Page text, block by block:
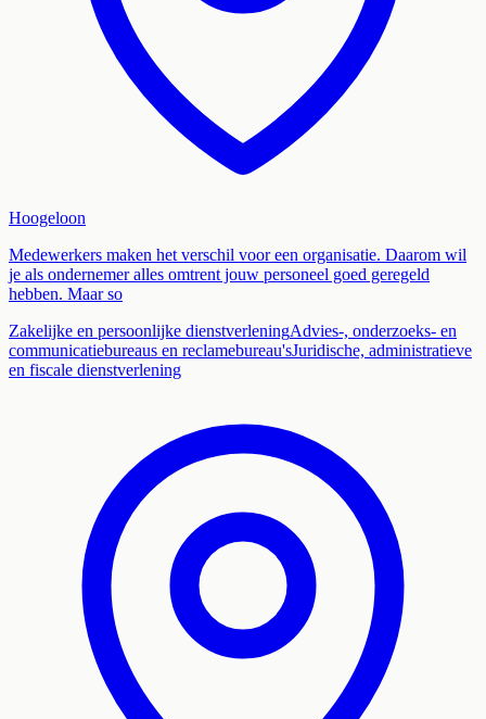
Hoogeloon
Medewerkers maken het verschil voor een organisatie. Daarom wil
je als ondernemer alles omtrent jouw personeel goed geregeld
hebben. Maar so
Zakelijke en persoonlijke dienstverleningAdvies-, onderzoeks- en
communicatiebureaus en reclamebureau'sJuridische, administratieve
en fiscale dienstverlening